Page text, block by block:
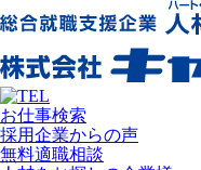
お仕事検索
採用企業からの声
無料適職相談